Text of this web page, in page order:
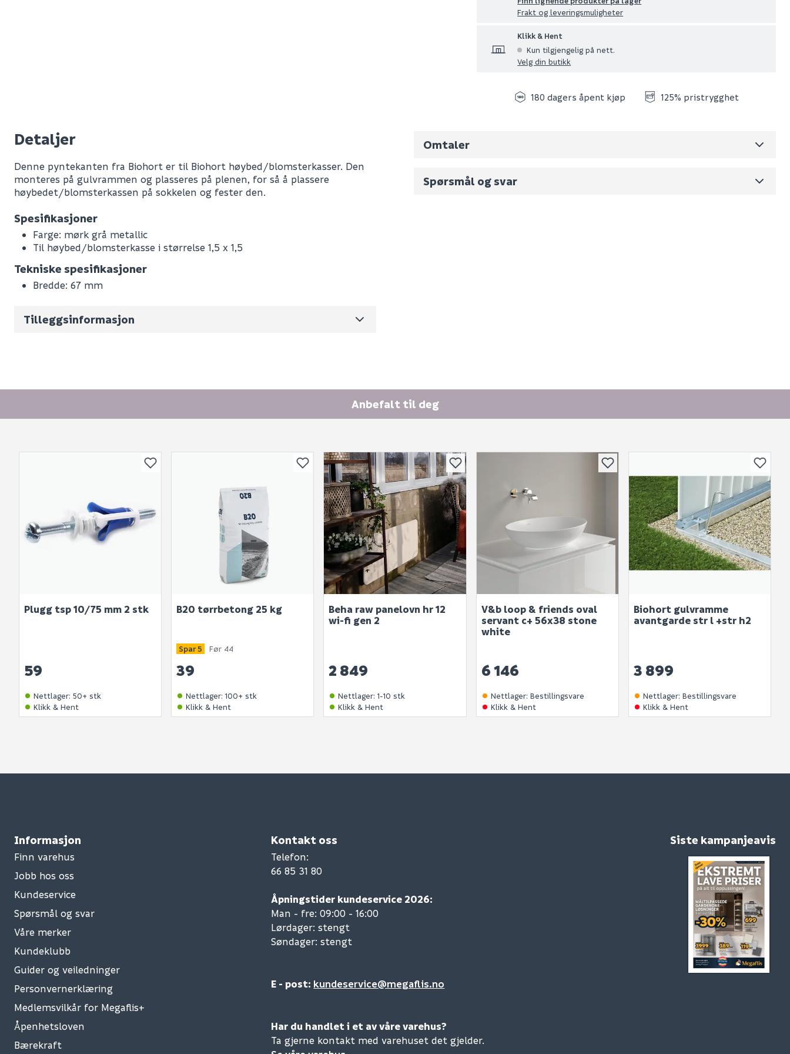
Frakt og leveringsmuligheter
Klikk & Hent
Kun tilgjengelig på nett.
Velg din butikk
180 dagers åpent kjøp 125% pristrygghet
Detaljer
Denne pyntekanten fra Biohort er til Biohort høybed/blomsterkasser. Den
monteres på gulvrammen og plasseres på plenen, for så å plassere
høybedet/blomsterkassen på sokkelen og fester den.
Spesifikasjoner
Farge: mørk grå metallic
Til høybed/blomsterkasse i størrelse 1,5 x 1,5
Tekniske spesifikasjoner
Bredde: 67 mm
Tilleggsinformasjon
Leverandørens varenummer
Nobb No
Volum (dm3 per salgsforpakning)
Omtaler
Spørsmål og svar
Skjule spørsmålet for andre?
SEND INN SPØRSMÅL
Ingen spørsmål enda. Bli den første til å stille et spørsmål til dette
Anbefalt til deg
Plugg tsp 10/75 mm 2 stk
59
Nettlager: 50+ stk
Klikk & Hent
B20 tørrbetong 25 kg
39
Spar 5 Før 44
Nettlager:100+ stk
Klikk & Hent
Beha raw panelovn hr 12
wi-fi gen 2
2 849
Nettlager:1-10 stk
Klikk & Hent
V&b loop & friends oval
servant c+ 56x38 stone
white
6 146
Nettlager: Bestillingsvare
Klikk & Hent
Biohort gulvramme
avantgarde str l +str h2
3 899
Nettlager: Bestillingsvare
Klikk & Hent
Informasjon
Finn varehus
Jobb hos oss
Kundeservice
Spørsmål og svar
Våre merker
Kundeklubb
Guider og veiledninger
Personvernerklæring
Medlemsvilkår for Megaflis+
Åpenhetsloven
Bærekraft
Kontakt oss
Telefon:
66 85 31 80
Åpningstider kundeservice 2026:
Man - fre: 09:00 - 16:00
Lørdager: stengt
Søndager: stengt
E - post: kundeservice@megaflis.no
Har du handlet i et av våre varehus?
Ta gjerne kontakt med varehuset det gjelder.
Siste kampanjeavis